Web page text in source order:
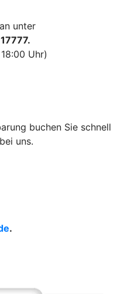
unter
Uhr)
buchen Sie schnell
uns.
.